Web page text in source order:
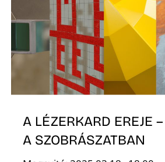
A LÉZERKARD EREJE
A SZOBRÁSZATBAN